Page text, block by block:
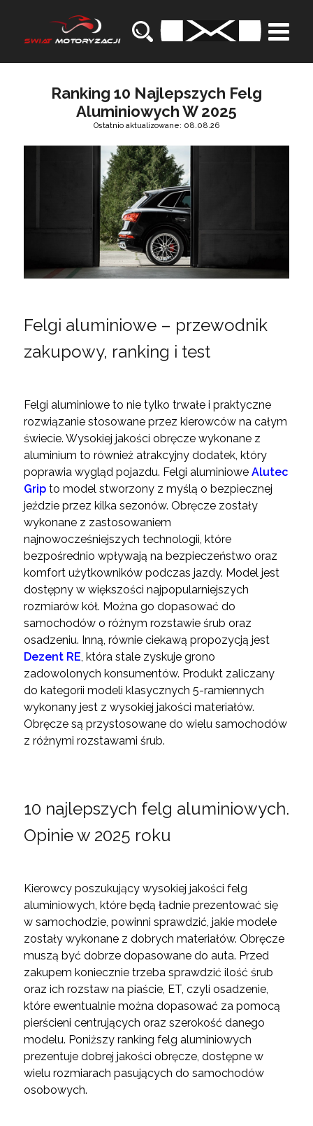
Ranking 10 Najlepszych Felg
Aluminiowych W 2025
Ostatnio aktualizowane: 08.08.26
Felgi aluminiowe – przewodnik
zakupowy, ranking i test
Felgi aluminiowe to nie tylko trwałe i praktyczne
rozwiązanie stosowane przez kierowców na całym
świecie. Wysokiej jakości obręcze wykonane z
aluminium to również atrakcyjny dodatek, który
poprawia wygląd pojazdu. Felgi aluminiowe Alutec
Gripto model stworzony z myślą o bezpiecznej
jeździe przez kilka sezonów. Obręcze zostały
wykonane z zastosowaniem
najnowocześniejszych technologii, które
bezpośrednio wpływają na bezpieczeństwo oraz
komfort użytkowników podczas jazdy. Model jest
dostępny w większości najpopularniejszych
rozmiarów kół. Można go dopasować do
samochodów o różnym rozstawie śrub oraz
osadzeniu. Inną, równie ciekawą propozycją jest
Dezent RE, która stale zyskuje grono
zadowolonych konsumentów. Produkt zaliczany
do kategorii modeli klasycznych 5-ramiennych
wykonany jest z wysokiej jakości materiałów.
Obręcze są przystosowane do wielu samochodów
z różnymi rozstawami śrub.
10 najlepszych felg aluminiowych.
Opinie w 2025 roku
Kierowcy poszukujący wysokiej jakości felg
aluminiowych, które będą ładnie prezentować się
w samochodzie, powinni sprawdzić, jakie modele
zostały wykonane z dobrych materiałów. Obręcze
muszą być dobrze dopasowane do auta. Przed
zakupem koniecznie trzeba sprawdzić ilość śrub
oraz ich rozstaw na piaście, ET, czyli osadzenie,
które ewentualnie można dopasować za pomocą
pierścieni centrujących oraz szerokość danego
modelu. Poniższy ranking felg aluminiowych
prezentuje dobrej jakości obręcze, dostępne w
wielu rozmiarach pasujących do samochodów
osobowych.